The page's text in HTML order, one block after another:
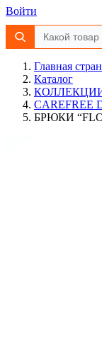
Войти
Главная
Каталог
CAREFREE
БРЮКИ